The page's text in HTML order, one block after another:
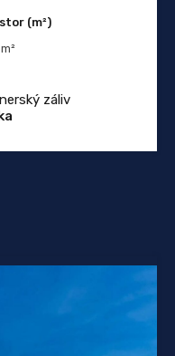
(m²)
m²
záliv